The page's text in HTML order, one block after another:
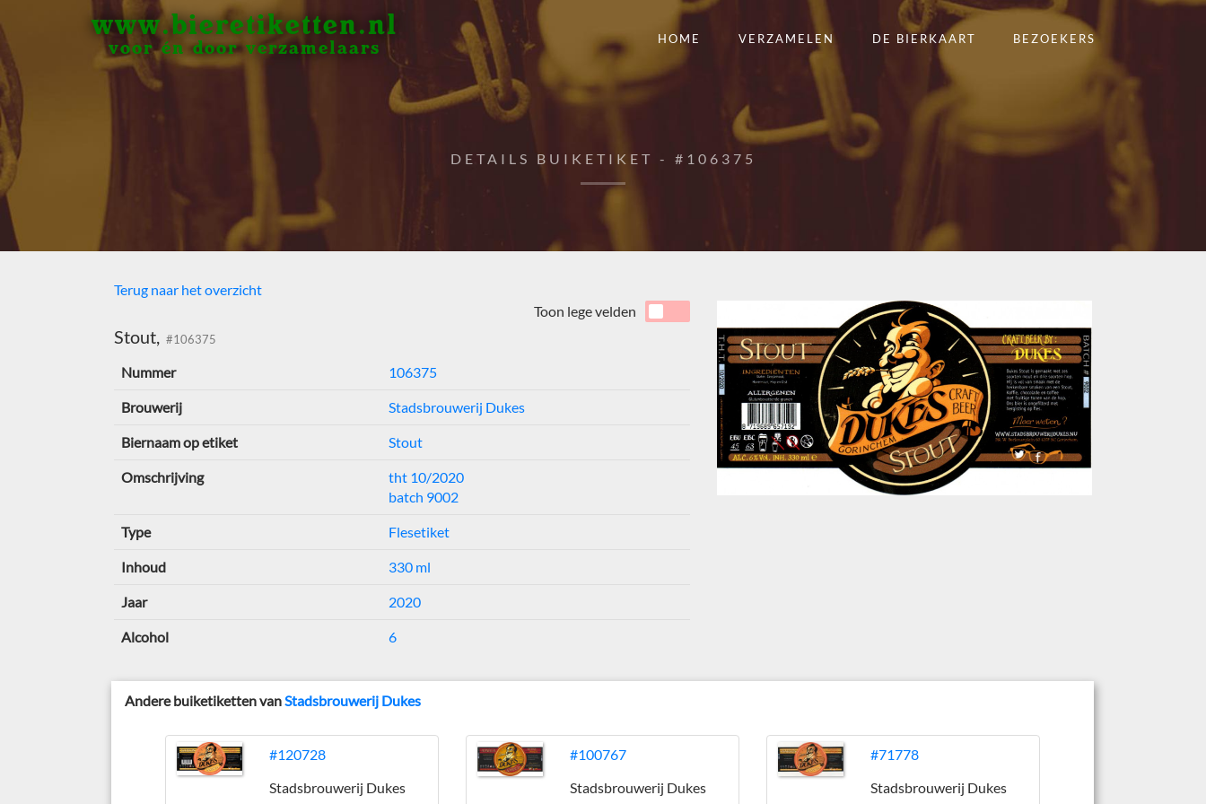
www.bieretiketten.nl
voor én door verzamelaars
HOME VERZAMELEN DE BIERKAART BEZOEKERS
DETAILS BUIKETIKET - #106375
Terug naar het overzicht
Stout, #106375
Toon lege velden
Nummer 106375
Brouwerij Stadsbrouwerij Dukes
Biernaam op etiket Stout
Omschrijving
tht 10/2020
batch 9002
Type Flesetiket
Inhoud 330 ml
Jaar 2020
Alcohol 6
Andere buiketiketten vanStadsbrouwerij Dukes
#120728
Stadsbrouwerij Dukes
#100767
Stadsbrouwerij Dukes
#71778
Stadsbrouwerij Dukes